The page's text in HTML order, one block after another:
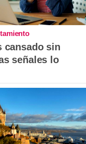
cansado sin
señales lo